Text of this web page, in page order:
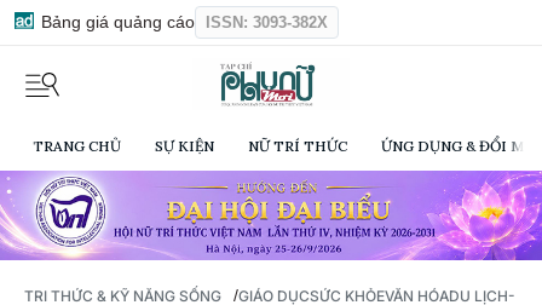
Bảng giá quảng cáo ISSN: 3093-382X
TRANG CHỦ SỰ KIỆN NỮ TRÍ THỨC ỨNG DỤNG & ĐỔI
TRI THỨC & KỸ NĂNG SỐNG /GIÁO DỤCSỨC KHỎEVĂN HÓADU LỊCH-